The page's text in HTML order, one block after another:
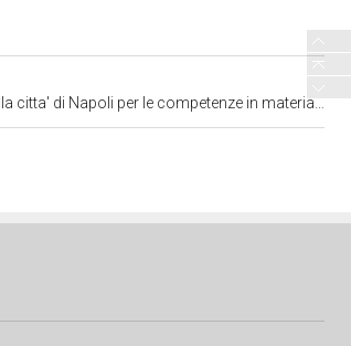
in materia di beni storici artistici ed etnoantropologici)